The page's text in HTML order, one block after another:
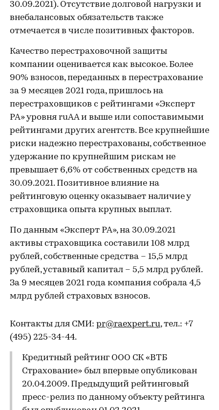
30.09.2021). Отсутствие долговой нагрузки и
внебалансовых обязательств также
отмечается в числе позитивных факторов.
Качество перестраховочной защиты
компании оценивается как высокое. Более
90% взносов, переданных в перестрахование
за 9 месяцев 2021 года, пришлось на
перестраховщиков с рейтингами «Эксперт
РА» уровня ruАA и выше или сопоставимыми
рейтингами других агентств. Все крупнейшие
риски надежно перестрахованы, собственное
удержание по крупнейшим рискам не
превышает 6,6% от собственных средств на
30.09.2021. Позитивное влияние на
рейтинговую оценку оказывает наличие у
страховщика опыта крупных выплат.
По данным «Эксперт РА», на 30.09.2021
активы страховщика составили 108 млрд
рублей, собственные средства – 15,5 млрд
рублей, уставный капитал – 5,5 млрд рублей.
За 9 месяцев 2021 года компания собрала 4,5
млрд рублей страховых взносов.
Контакты для СМИ: pr@raexpert.ru, тел.: +7
(495) 225-34-44.
Кредитный рейтинг ООО СК «ВТБ
Страхование» был впервые опубликован
20.04.2009. Предыдущий рейтинговый
пресс-релиз по данному объекту рейтинга